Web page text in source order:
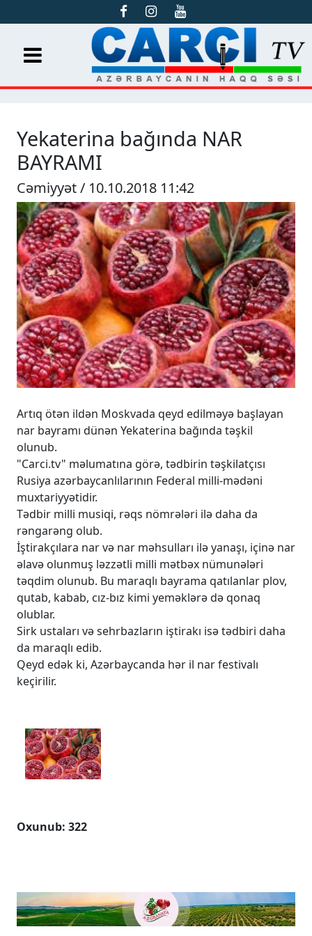
Yekaterina bağında NAR
BAYRAMI
Cəmiyyət / 10.10.2018 11:42
Artıq ötən ildən Moskvada qeyd edilməyə başlayan
nar bayramı dünən Yekaterina bağında təşkil
olunub.
"Carci.tv" məlumatına görə, tədbirin təşkilatçısı
Rusiya azərbaycanlılarının Federal milli-mədəni
muxtariyyətidir.
Tədbir milli musiqi, rəqs nömrələri ilə daha da
rəngarəng olub.
İştirakçılara nar və nar məhsulları ilə yanaşı, içinə nar
əlavə olunmuş ləzzətli milli mətbəx nümunələri
təqdim olunub. Bu maraqlı bayrama qatılanlar plov,
qutab, kabab, cız-bız kimi yeməklərə də qonaq
olublar.
Sirk ustaları və sehrbazların iştirakı isə tədbiri daha
da maraqlı edib.
Qeyd edək ki, Azərbaycanda hər il nar festivalı
keçirilir.
Oxunub: 322